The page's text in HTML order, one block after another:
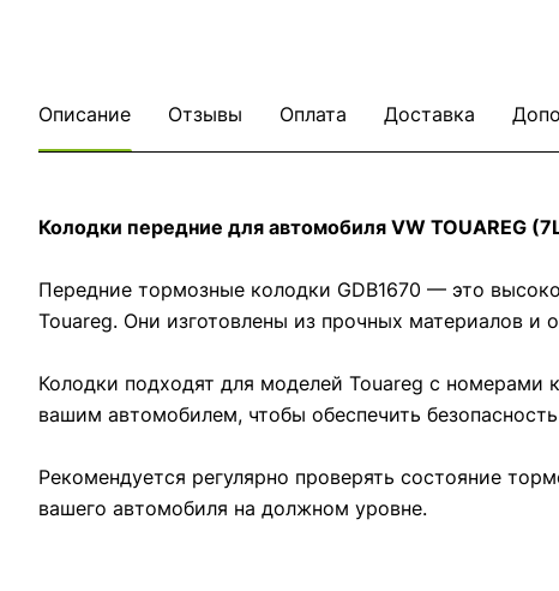
Описание Отзывы Оплата Доставка
Колодки передние для автомобиля VW TOUAREG
Передние тормозные колодки GDB1670 — это
Touareg. Они изготовлены из прочных материалов
Колодки подходят для моделей Touareg с номерами
вашим автомобилем, чтобы обеспечить
Рекомендуется регулярно проверять состояние
вашего автомобиля на должном уровне.